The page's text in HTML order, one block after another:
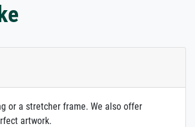
or a stretcher frame. We also offer
artwork.